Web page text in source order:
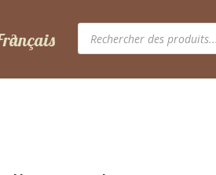
Recherche
produits